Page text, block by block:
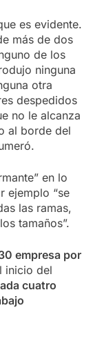
es evidente.
más de dos
de los
ninguna
otra
despedidos
no le alcanza
al borde del
en lo
ejemplo “se
las ramas,
tamaños”.
empresa por
inicio del
cuatro